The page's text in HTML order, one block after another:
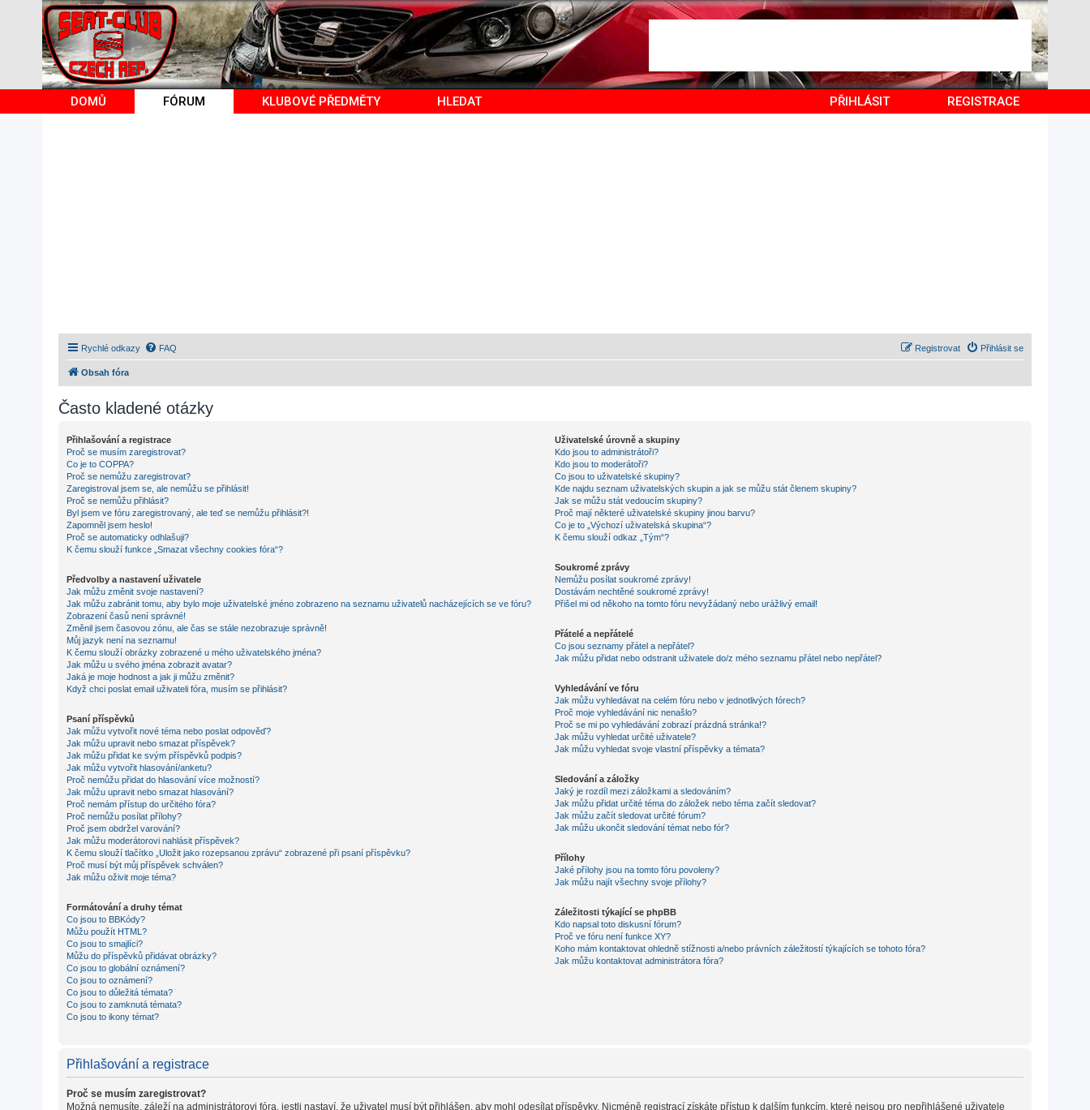
DOMŮ FÓRUM KLUBOVÉ PŘEDMĚTY HLEDAT PŘIHLÁSIT REGISTRACE
Rychlé odkazy FAQ Přihlásit se
Registrovat
Obsah fóra
Často kladené otázky
Přihlašování a registrace
Proč se musím zaregistrovat?
Co je to COPPA?
Proč se nemůžu zaregistrovat?
Zaregistroval jsem se, ale nemůžu se přihlásit!
Proč se nemůžu přihlásit?
Byl jsem ve fóru zaregistrovaný, ale teď se nemůžu přihlásit?!
Zapomněl jsem heslo!
Proč se automaticky odhlašuji?
K čemu slouží funkce „Smazat všechny cookies fóra“?
Předvolby a nastavení uživatele
Jak můžu změnit svoje nastavení?
Jak můžu zabránit tomu, aby bylo moje uživatelské jméno zobrazeno na seznamu uživatelů nacházejících se ve fóru?
Zobrazení časů není správné!
Změnil jsem časovou zónu, ale čas se stále nezobrazuje správně!
Můj jazyk není na seznamu!
K čemu slouží obrázky zobrazené u mého uživatelského jména?
Jak můžu u svého jména zobrazit avatar?
Jaká je moje hodnost a jak ji můžu změnit?
Když chci poslat email uživateli fóra, musím se přihlásit?
Psaní příspěvků
Jak můžu vytvořit nové téma nebo poslat odpověď?
Jak můžu upravit nebo smazat příspěvek?
Jak můžu přidat ke svým příspěvků podpis?
Jak můžu vytvořit hlasování/anketu?
Proč nemůžu přidat do hlasování více možností?
Jak můžu upravit nebo smazat hlasování?
Proč nemám přístup do určitého fóra?
Proč nemůžu posílat přílohy?
Proč jsem obdržel varování?
Jak můžu moderátorovi nahlásit příspěvek?
K čemu slouží tlačítko „Uložit jako rozepsanou zprávu“ zobrazené při psaní příspěvku?
Proč musí být můj příspěvek schválen?
Jak můžu oživit moje téma?
Formátování a druhy témat
Co jsou to BBKódy?
Můžu použít HTML?
Co jsou to smajlíci?
Můžu do příspěvků přidávat obrázky?
Co jsou to globální oznámení?
Co jsou to oznámení?
Co jsou to důležitá témata?
Co jsou to zamknutá témata?
Co jsou to ikony témat?
Uživatelské úrovně a skupiny
Kdo jsou to administrátoři?
Kdo jsou to moderátoři?
Co jsou to uživatelské skupiny?
Kde najdu seznam uživatelských skupin a jak se můžu stát členem skupiny?
Jak se můžu stát vedoucím skupiny?
Proč mají některé uživatelské skupiny jinou barvu?
Co je to „Výchozí uživatelská skupina“?
K čemu slouží odkaz „Tým“?
Soukromé zprávy
Nemůžu posílat soukromé zprávy!
Dostávám nechtěné soukromé zprávy!
Přišel mi od někoho na tomto fóru nevyžádaný nebo urážlivý email!
Přátelé a nepřátelé
Co jsou seznamy přátel a nepřátel?
Jak můžu přidat nebo odstranit uživatele do/z mého seznamu přátel nebo nepřátel?
Vyhledávání ve fóru
Jak můžu vyhledávat na celém fóru nebo v jednotlivých fórech?
Proč moje vyhledávání nic nenašlo?
Proč se mi po vyhledávání zobrazí prázdná stránka!?
Jak můžu vyhledat určité uživatele?
Jak můžu vyhledat svoje vlastní příspěvky a témata?
Sledování a záložky
Jaký je rozdíl mezi záložkami a sledováním?
Jak můžu přidat určité téma do záložek nebo téma začít sledovat?
Jak můžu začít sledovat určité fórum?
Jak můžu ukončit sledování témat nebo fór?
Přílohy
Jaké přílohy jsou na tomto fóru povoleny?
Jak můžu najít všechny svoje přílohy?
Záležitosti týkající se phpBB
Kdo napsal toto diskusní fórum?
Proč ve fóru není funkce XY?
Koho mám kontaktovat ohledně stížnosti a/nebo právních záležitostí týkajících se tohoto fóra?
Jak můžu kontaktovat administrátora fóra?
Přihlašování a registrace
Proč se musím zaregistrovat?
Možná nemusíte, záleží na administrátorovi fóra, jestli nastaví, že uživatel musí být přihlášen, aby mohl odesílat příspěvky. Nicméně registrací získáte přístup k dalším funkcím, které nejsou pro nepřihlášené uživatele